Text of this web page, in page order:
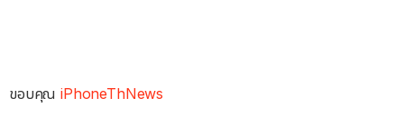
ขอบคุณiPhoneThNews